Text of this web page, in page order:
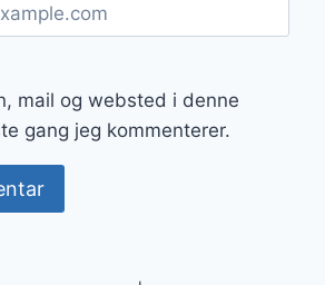
mail og websted i denne
gang jeg kommenterer.